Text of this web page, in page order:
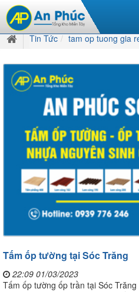
Tin Tức tam op tuong gia
Tấm ốp tường tại Sóc Trăng
22:09 01/03/2023
Tấm ốp tường ốp trần tại Sóc